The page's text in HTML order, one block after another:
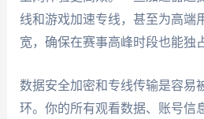
线和游戏加速专线，甚至为高端
宽，确保在赛事高峰时段也能独
数据安全加密和专线传输是容易
环。你的所有观看数据、账号信